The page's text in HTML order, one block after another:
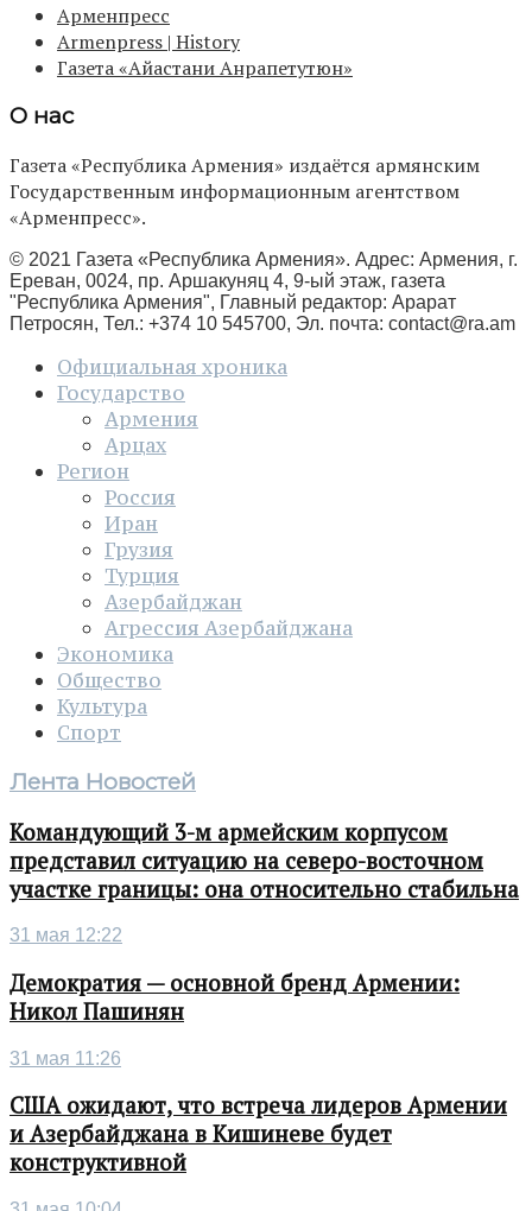
Арменпресс
Armenpress | History
Газета «Айастани Анрапетутюн»
О нас
Газета «Республика Армения» издаётся армянским
Государственным информационным агентством
«Арменпресс».
© 2021 Газета «Республика Армения». Адрес: Армения, г.
Ереван, 0024, пр. Аршакуняц 4, 9-ый этаж, газета
"Республика Армения", Главный редактор: Арарат
Петросян, Тел.: +374 10 545700, Эл. почта: contact@ra.am
Официальная хроника
Государство
Армения
Арцах
Регион
Россия
Иран
Грузия
Турция
Азербайджан
Агрессия Азербайджана
Экономика
Общество
Культура
Спорт
Лента Новостей
Командующий 3-м армейским корпусом
представил ситуацию на северо-восточном
участке границы: она относительно стабильна
31 мая 12:22
Демократия — основной бренд Армении:
Никол Пашинян
31 мая 11:26
США ожидают, что встреча лидеров Армении
и Азербайджана в Кишиневе будет
конструктивной